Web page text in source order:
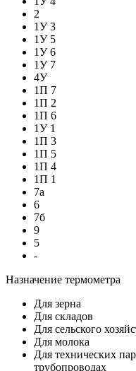
2
1У 3
1У 5
1У 6
1У 7
4У
1П 7
1П 2
1П 6
1У 1
1П 3
1П 5
1П 4
1П 1
7а
6
7б
9
5
-
Назначение термометра
Для зерна
Для складов
Для сельского
Для молока
Для технических
трубопроводах